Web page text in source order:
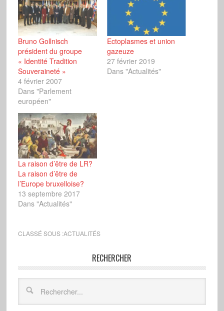
Bruno Gollnisch
président du groupe
« Identité Tradition
Souveraineté »
4 février 2007
Dans "Parlement
européen"
Ectoplasmes et union
gazeuze
27 février 2019
Dans "Actualités"
La raison d’être de LR?
La raison d’être de
l’Europe bruxelloise?
13 septembre 2017
Dans "Actualités"
CLASSÉ SOUS :ACTUALITÉS
RECHERCHER